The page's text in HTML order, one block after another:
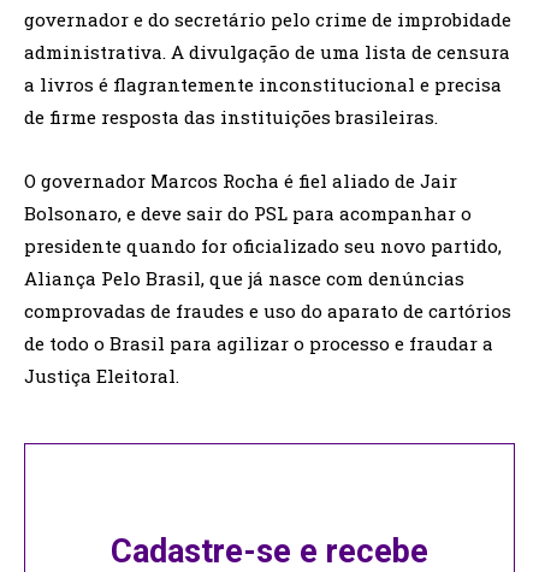
governador e do secretário pelo crime de improbidade
administrativa. A divulgação de uma lista de censura
a livros é flagrantemente inconstitucional e precisa
de firme resposta das instituições brasileiras.
O governador Marcos Rocha é fiel aliado de Jair
Bolsonaro, e deve sair do PSL para acompanhar o
presidente quando for oficializado seu novo partido,
Aliança Pelo Brasil, que já nasce com denúncias
comprovadas de fraudes e uso do aparato de cartórios
de todo o Brasil para agilizar o processo e fraudar a
Justiça Eleitoral.
Cadastre-se e recebe